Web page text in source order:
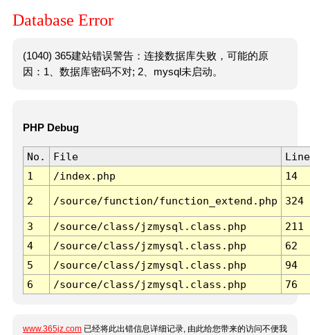
Database Error
(1040) 365建站错误警告：连接数据库失败，可能的原
因：1、数据库密码不对; 2、mysql未启动。
PHP Debug
No. File
Line
1
/index.php 14
2 /source/function/function_extend.php 324
3 /source/class/jzmysql.class.php
211
4
/source/class/jzmysql.class.php
62
5
/source/class/jzmysql.class.php
94
6
/source/class/jzmysql.class.php 76
www.365jz.com 已经将此出错信息详细记录, 由此给您带来的访问不便我